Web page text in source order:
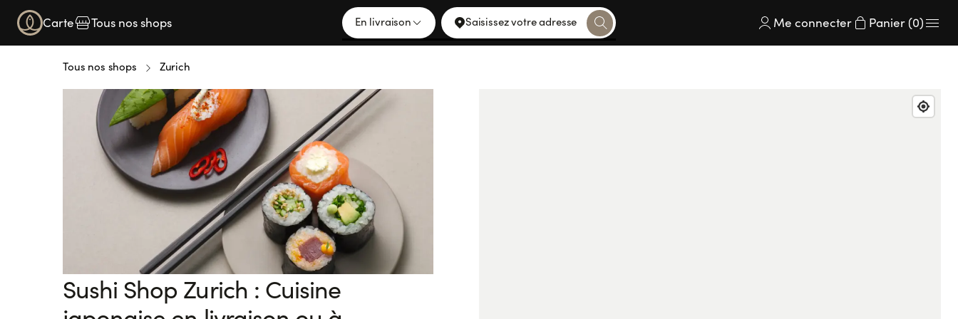
Carte Tous nos shops En livraison Saisissez votre adresse Me connecter Panier (0)
Tous nos shops Zurich
Sushi Shop Zurich : Cuisine